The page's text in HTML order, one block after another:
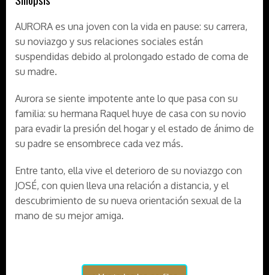
AURORA es una joven con la vida en pause: su carrera,
su noviazgo y sus relaciones sociales están
suspendidas debido al prolongado estado de coma de
su madre.
Aurora se siente impotente ante lo que pasa con su
familia: su hermana Raquel huye de casa con su novio
para evadir la presión del hogar y el estado de ánimo de
su padre se ensombrece cada vez más.
Entre tanto, ella vive el deterioro de su noviazgo con
JOSÉ, con quien lleva una relación a distancia, y el
descubrimiento de su nueva orientación sexual de la
mano de su mejor amiga.